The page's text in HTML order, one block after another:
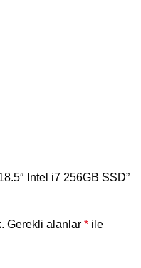
Intel i7 256GB SSD”
Gerekli alanlar * ile